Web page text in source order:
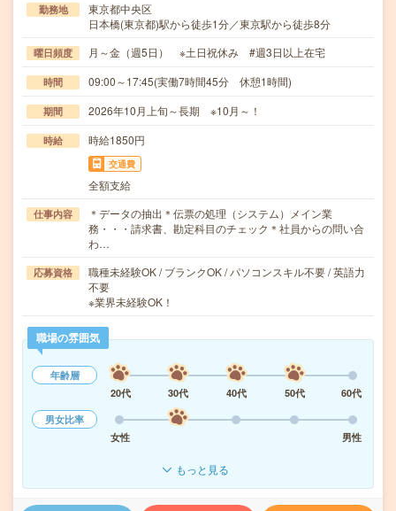
勤務地
東京都中央区
日本橋(東京都)駅から徒歩1分／東京駅から徒歩8分
曜日頻度 月～金（週5日） ※土日祝休み #週3日以上在宅
時間 09:00～17:45(実働7時間45分 休憩1時間)
期間 2026年10月上旬～長期 ※10月～！
時給 時給1850円
交通費
全額支給
仕事内容
＊データの抽出＊伝票の処理（システム）メイン業
務・・・請求書、勘定科目のチェック＊社員からの問い合
わ…
応募資格
職種未経験OK / ブランクOK / パソコンスキル不要 / 英語力
不要
※業界未経験OK！
職場の雰囲気
年齢層
20代
30代 40代 50代
60代
男女比率
女性
男性
もっと見る